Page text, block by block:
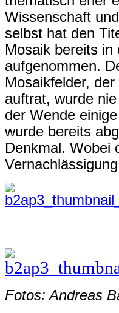
Wissenschaft
selbst hat den
Mosaik bereits
aufgenommen.
Mosaikfelder,
auftrat, wurde
der Wende
wurde bereits
Denkmal. Wobei
Fotos: Andreas